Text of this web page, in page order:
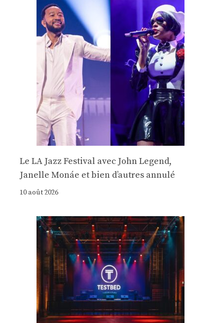
Le LA Jazz Festival avec John Legend,
Janelle Monáe et bien d’autres annulé
10 août 2026